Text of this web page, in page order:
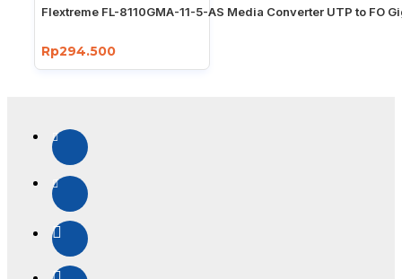
Flextreme FL-8110GMA-11-5-AS Media Converter UTP to FO
Rp294.500